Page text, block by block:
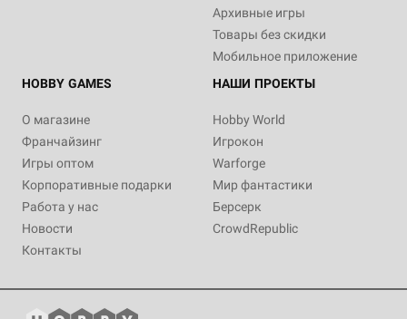
Архивные игры
Товары без скидки
Мобильное приложение
HOBBY GAMES
О магазине
Франчайзинг
Игры оптом
Корпоративные подарки
Работа у нас
Новости
Контакты
НАШИ ПРОЕКТЫ
Hobby World
Игрокон
Warforge
Мир фантастики
Берсерк
CrowdRepublic